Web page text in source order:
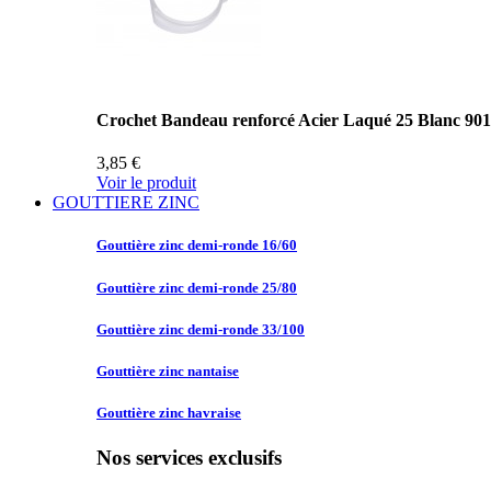
Crochet Bandeau renforcé Acier Laqué 25 Blanc
3,85 €
Voir le produit
GOUTTIERE ZINC
Gouttière zinc demi-ronde 16/60
Gouttière zinc demi-ronde 25/80
Gouttière zinc demi-ronde 33/100
Gouttière zinc nantaise
Gouttière zinc havraise
Nos services exclusifs